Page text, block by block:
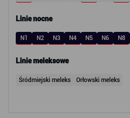
Linie nocne
N1 N2 N3 N4 N5 N6 N8
Linie meleksowe
Śródmiejski meleks Orłowski meleks